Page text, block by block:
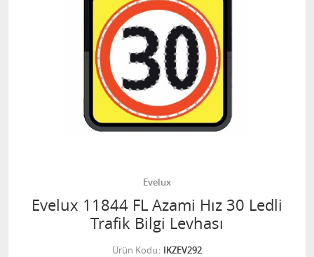
Evelux
Evelux 11844 FL Azami Hız 30 Ledli
Trafik Bilgi Levhası
Ürün Kodu IKZEV292